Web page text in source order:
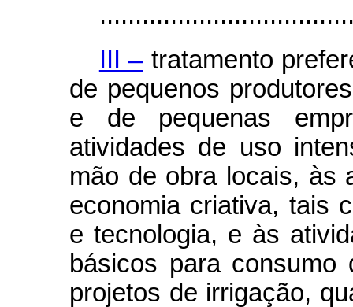
III –tratamento
de pequenos
e de pequenas
atividades de uso
mão de obra locais, às
economia criativa, tais
e tecnologia, e às
básicos para
projetos de irrigação,